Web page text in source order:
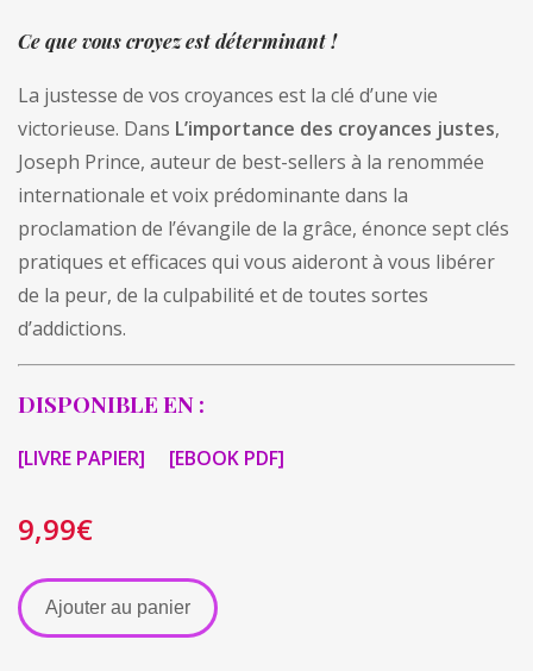
Ce que vous croyez est déterminant !
La justesse de vos croyances est la clé d’une vie
victorieuse. Dans L’importance des croyances justes,
Joseph Prince, auteur de best-sellers à la renommée
internationale et voix prédominante dans la
proclamation de l’évangile de la grâce, énonce sept clés
pratiques et efficaces qui vous aideront à vous libérer
de la peur, de la culpabilité et de toutes sortes
d’addictions.
DISPONIBLE EN :
[LIVRE PAPIER] [EBOOK PDF]
9,99€
Ajouter au panier
A
l